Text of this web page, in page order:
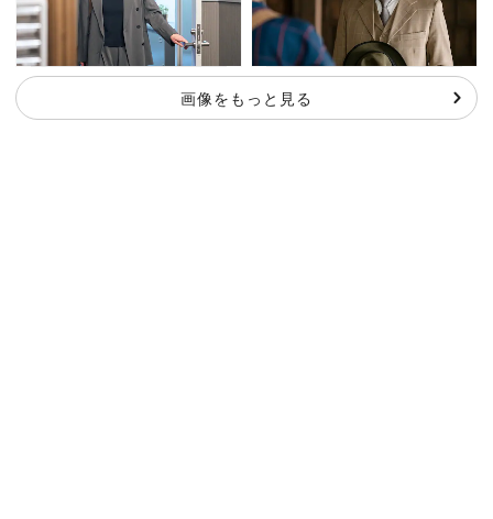
画像をもっと見る